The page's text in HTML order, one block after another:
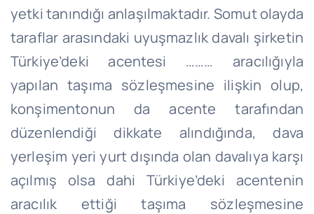
yetki tanındığı anlaşılmaktadır. Somut olayda
taraflar arasındaki uyuşmazlık davalı şirketin
Türkiye’deki acentesi ……… aracılığıyla
yapılan taşıma sözleşmesine ilişkin olup,
konşimentonun da acente tarafından
düzenlendiği dikkate alındığında, dava
yerleşim yeri yurt dışında olan davalıya karşı
açılmış olsa dahi Türkiye’deki acentenin
aracılık ettiği taşıma sözleşmesine